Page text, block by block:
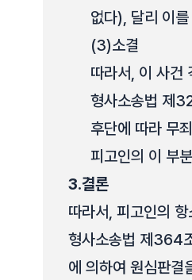
없다), 달리 이
(3)소결
따라서, 이 사건
형사소송법 제
후단에 따라 무
피고인의 이 부
3.결론
따라서, 피고인의
형사소송법 제364
에 의하여 원심판결